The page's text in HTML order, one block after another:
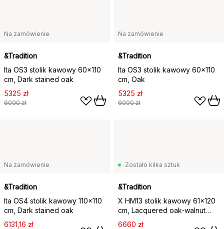
Na zamówienie
&Tradition
Ita OS3 stolik kawowy 60x110
cm, Dark stained oak
5325 zł
6090 zł
Na zamówienie
&Tradition
Ita OS3 stolik kawowy 60x110
cm, Oak
5325 zł
6090 zł
Na zamówienie
&Tradition
Ita OS4 stolik kawowy 110x110
cm, Dark stained oak
6131,16 zł
Zostało kilka sztuk
&Tradition
X HM13 stolik kawowy 61x120
cm, Lacquered oak-walnut
inserts
6660 zł